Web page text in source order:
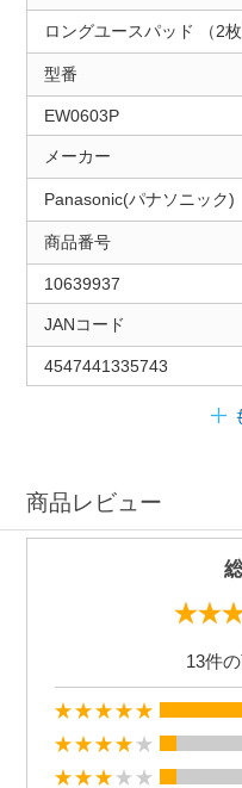
ロングユースパッド （2
型番
EW0603P
メーカー
Panasonic(パナソニック)
商品番号
10639937
JANコード
4547441335743
商品レビュー
13件